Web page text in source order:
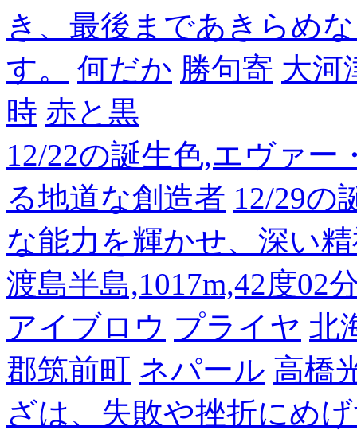
き、最後まであきらめ
す。
何だか 勝句寄 大河
時 赤と黒
12/22の誕生色,エヴァ
る地道な創造者 12/29の
な能力を輝かせ、深い
渡島半島,1017m,42度02
アイブロウ プライヤ 北
郡筑前町 ネパール 高橋
ざは、失敗や挫折にめ